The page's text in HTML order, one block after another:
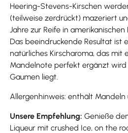
Heering-Stevens-Kirschen
(teilweise zerdrückt) mazeriert
Jahre zur Reife in
Das beeindruckende Resultat ist
natürliches Kirscharoma, das mit
Mandelnote perfekt ergänzt
Gaumen liegt.
Allergenhinweis: enthält
Unsere Empfehlung: Genieße
Liqueur mit crushed Ice, on the